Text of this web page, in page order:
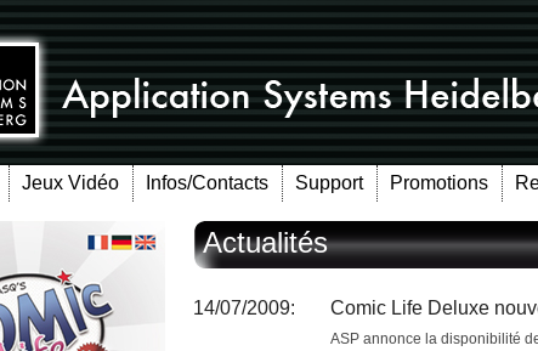
Jeux Vidéo Infos/Contacts Support Promotions
Actualités
14/07/2009: Comic Life Deluxe
ASP annonce la disponibilité